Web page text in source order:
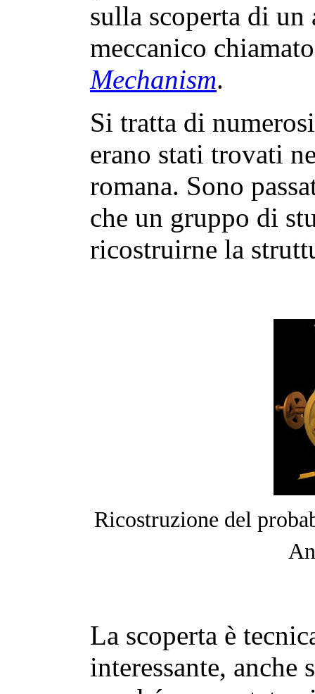
sulla scoperta di
meccanico
Mechanism.
Si tratta di
erano stati trovati
romana. Sono
che un gruppo di
ricostruirne la
Ricostruzione del
La scoperta è
interessante, anche